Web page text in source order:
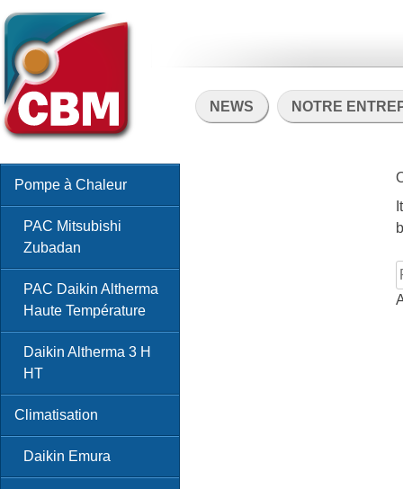
NEWS NOTRE
Pompe à Chaleur
PAC Mitsubishi
Zubadan
PAC Daikin Altherma
Haute Température
Daikin Altherma 3 H
HT
Climatisation
Daikin Emura